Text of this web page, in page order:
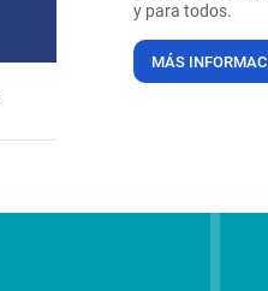
y para todos.
MÁS